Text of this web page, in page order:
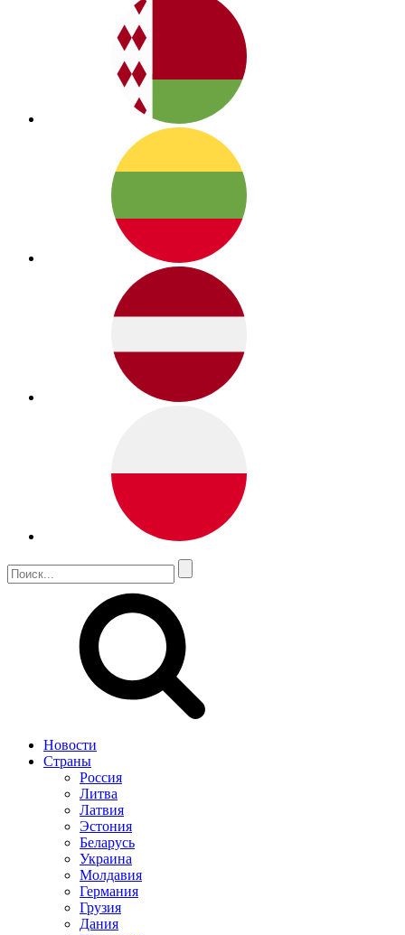
Новости
Страны
Россия
Литва
Латвия
Эстония
Беларусь
Украина
Молдавия
Германия
Грузия
Дания